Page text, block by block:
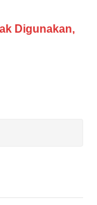
Digunakan,